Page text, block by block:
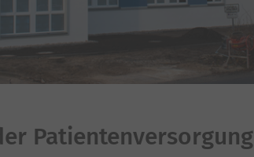
Patientenversorgung